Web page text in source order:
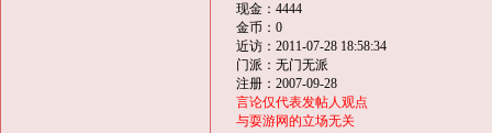
现金：4444
金币：0
近访：2011-07-28 18:58:34
门派：无门无派
注册：2007-09-28
言论仅代表发帖人观点
与耍游网的立场无关